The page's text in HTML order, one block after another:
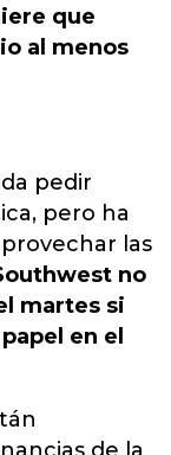
que
al menos
pedir
pero ha
las
no
martes si
en el